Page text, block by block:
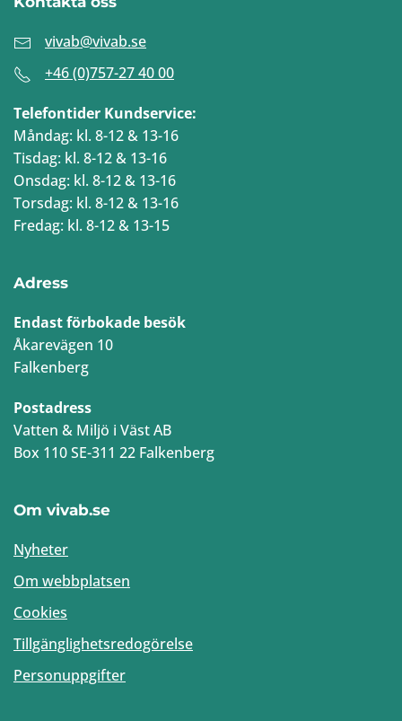
vivab@vivab.se
+46 (0)757-27 40 00
Telefontider Kundservice:
Måndag: kl. 8-12 & 13-16
Tisdag: kl. 8-12 & 13-16
Onsdag: kl. 8-12 & 13-16
Torsdag: kl. 8-12 & 13-16
Fredag: kl. 8-12 & 13-15
Adress
Endast förbokade besök
Åkarevägen 10
Falkenberg
Postadress
Vatten & Miljö i Väst AB
Box 110 SE-311 22 Falkenberg
Om vivab.se
Nyheter
Om webbplatsen
Cookies
Tillgänglighetsredogörelse
Personuppgifter